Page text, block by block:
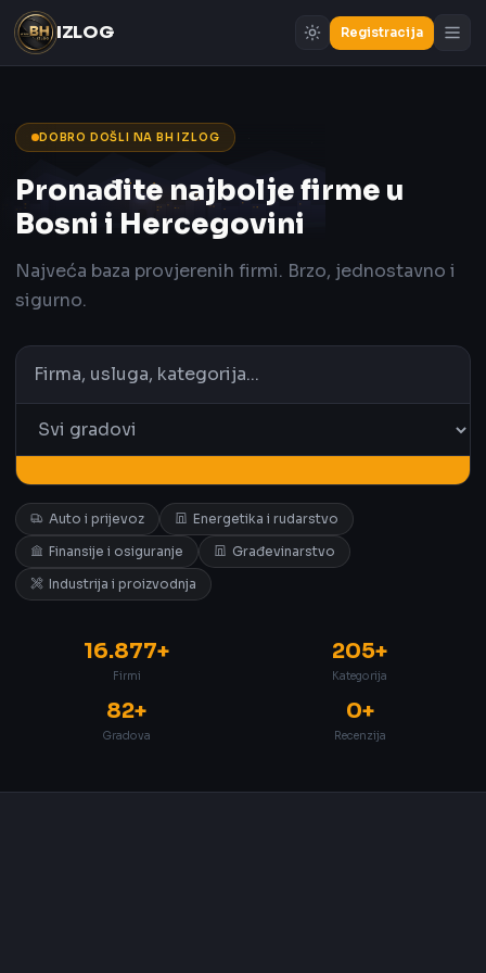
IZLOG Registracija
DOBRO DOŠLI NA BH IZLOG
Pronađite najbolje firme u
Bosni i Hercegovini
Najveća baza provjerenih firmi. Brzo, jednostavno i
sigurno.
Auto i prijevoz
Energetika i rudarstvo
Finansije i osiguranje
Građevinarstvo
Industrija i proizvodnja
16.877+
Firmi
205+
Kategorija
82+
Gradova
0+
Recenzija